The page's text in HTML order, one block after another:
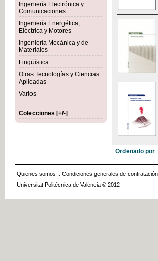
Ingeniería Electrónica y
Comunicaciones
Ingeniería Energética,
Eléctrica y Motores
Ingeniería Mecánica y de
Materiales
Lingüística
Otras Tecnologías y Ciencias
Aplicadas
Varios
Colecciones [+/-]
Ordenado por
Quienes somos :: Condiciones generales de contratación
Universitat Politècnica de València © 2012